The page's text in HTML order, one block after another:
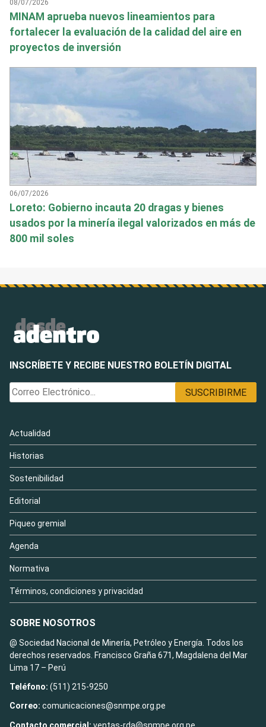
08/07/2026
MINAM aprueba nuevos lineamientos para
fortalecer la evaluación de la calidad del aire en
proyectos de inversión
06/07/2026
Loreto: Gobierno incauta 20 dragas y bienes
usados por la minería ilegal valorizados en más de
800 mil soles
INSCRÍBETE Y RECIBE NUESTRO BOLETÍN DIGITAL
Actualidad
Historias
Sostenibilidad
Editorial
Piqueo gremial
Agenda
Normativa
Términos, condiciones y privacidad
SOBRE NOSOTROS
@ Sociedad Nacional de Minería, Petróleo y Energía. Todos los
derechos reservados. Francisco Graña 671, Magdalena del Mar
Lima 17 – Perú
Teléfono: (511) 215-9250
Correo: comunicaciones@snmpe.org.pe
Contacto comercial: ventas-rda@snmpe.org.pe